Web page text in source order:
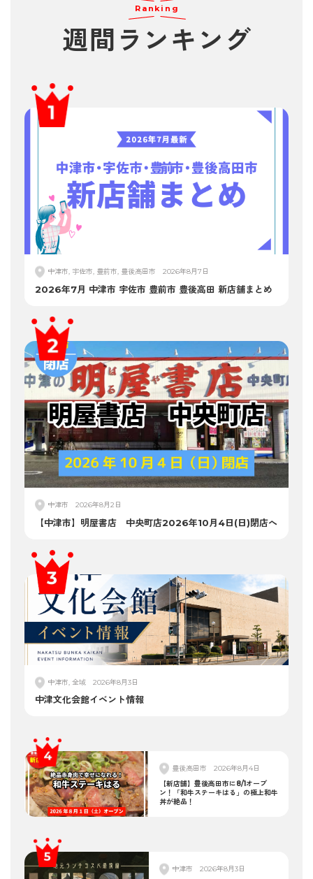
Ranking
週間 ランキング
中津市, 宇佐市, 豊前市, 豊後高田市 2026年8月7日
2026年7月 中津市 宇佐市 豊前市 豊後高田 新店舗まとめ
中津市 2026年8月2日
【中津市】明屋書店 中央町店2026年10月4日(日)閉店へ
中津市, 全域 2026年8月3日
中津文化会館イベント情報
豊後高田市
2026年8月4日
【新店舗】豊後高田市に8/1オープ
ン！「和牛ステーキはる」の極上和牛
丼が絶品！
中津市
2026年8月3日